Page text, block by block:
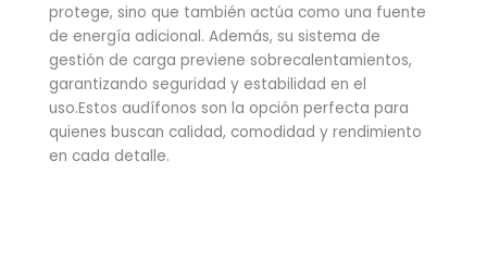
protege, sino que también actúa como una fuente
de energía adicional. Además, su sistema de
gestión de carga previene sobrecalentamientos,
garantizando seguridad y estabilidad en el
uso.Estos audífonos son la opción perfecta para
quienes buscan calidad, comodidad y rendimiento
en cada detalle.